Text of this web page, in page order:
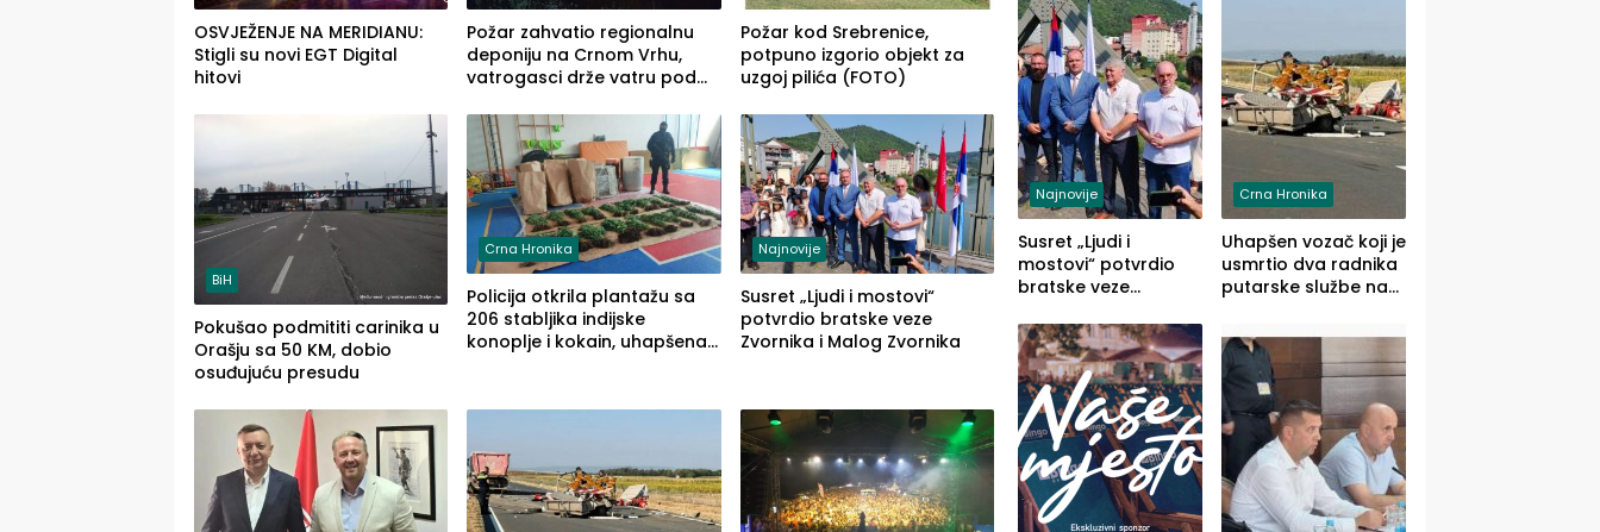
OSVJEŽENJE NA MERIDIANU:
Stigli su novi EGT Digital
hitovi
Požar zahvatio regionalnu
deponiju na Crnom Vrhu,
vatrogasci drže vatru pod
Požar kod Srebrenice,
potpuno izgorio objekt za
uzgoj pilića (FOTO)
BiH
Pokušao podmititi carinika u
Orašju sa 50 KM, dobio
osuđujuću presudu
Crna Hronika
Policija otkrila plantažu sa
206 stabljika indijske
konoplje i kokain, uhapšena
Najnovije
Susret „Ljudi i mostovi“
potvrdio bratske veze
Zvornika i Malog Zvornika
Najnovije
Susret „Ljudi i
mostovi“ potvrdio
bratske veze
Zvornika
Crna Hronika
Uhapšen vozač koji je
usmrtio dva radnika
putarske službe na
prema Šapcu
(FOTO)